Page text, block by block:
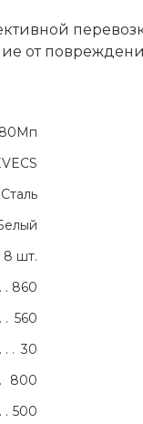
от
Сталь
8 шт.
860
560
30
800
500